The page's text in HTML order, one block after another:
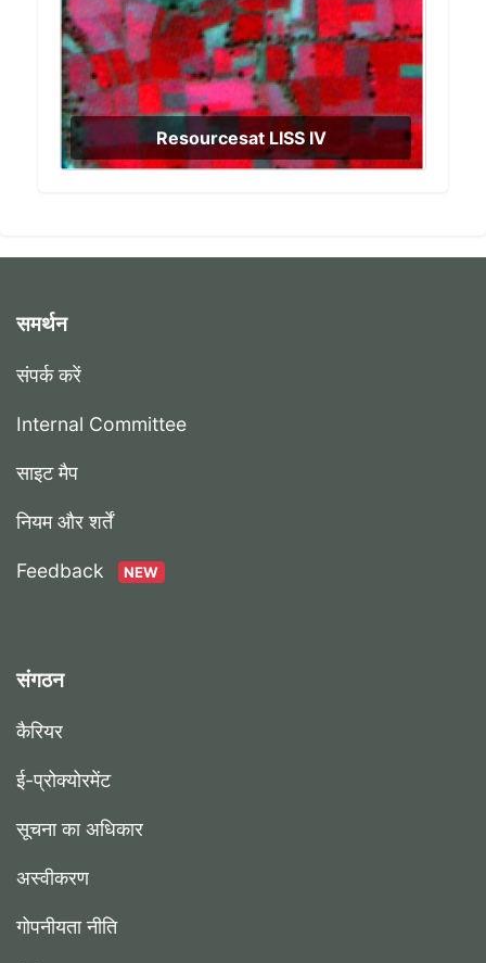
Resourcesat LISS IV
समर्थन
संपर्क करें
Internal Committee
साइट मैप
नियम और शर्तें
Feedback NEW
संगठन
कैरियर
ई-प्रोक्योरमेंट
सूचना का अधिकार
अस्वीकरण
गोपनीयता नीति